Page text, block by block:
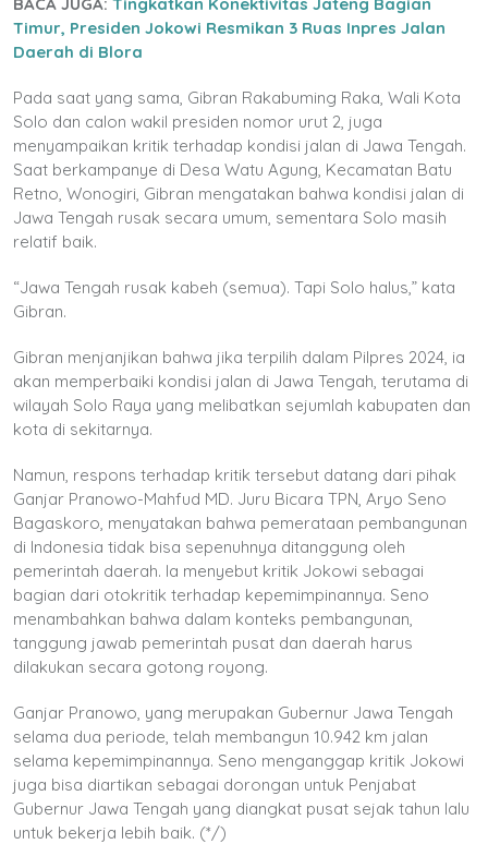
Timur, Presiden Jokowi Resmikan 3 Ruas Inpres Jalan
Daerah di Blora
Pada saat yang sama, Gibran Rakabuming Raka, Wali Kota
Solo dan calon wakil presiden nomor urut 2, juga
menyampaikan kritik terhadap kondisi jalan di Jawa Tengah.
Saat berkampanye di Desa Watu Agung, Kecamatan Batu
Retno, Wonogiri, Gibran mengatakan bahwa kondisi jalan di
Jawa Tengah rusak secara umum, sementara Solo masih
relatif baik.
“Jawa Tengah rusak kabeh (semua). Tapi Solo halus,” kata
Gibran.
Gibran menjanjikan bahwa jika terpilih dalam Pilpres 2024, ia
akan memperbaiki kondisi jalan di Jawa Tengah, terutama di
wilayah Solo Raya yang melibatkan sejumlah kabupaten dan
kota di sekitarnya.
Namun, respons terhadap kritik tersebut datang dari pihak
Ganjar Pranowo-Mahfud MD. Juru Bicara TPN, Aryo Seno
Bagaskoro, menyatakan bahwa pemerataan pembangunan
di Indonesia tidak bisa sepenuhnya ditanggung oleh
pemerintah daerah. Ia menyebut kritik Jokowi sebagai
bagian dari otokritik terhadap kepemimpinannya. Seno
menambahkan bahwa dalam konteks pembangunan,
tanggung jawab pemerintah pusat dan daerah harus
dilakukan secara gotong royong.
Ganjar Pranowo, yang merupakan Gubernur Jawa Tengah
selama dua periode, telah membangun 10.942 km jalan
selama kepemimpinannya. Seno menganggap kritik Jokowi
juga bisa diartikan sebagai dorongan untuk Penjabat
Gubernur Jawa Tengah yang diangkat pusat sejak tahun lalu
untuk bekerja lebih baik. (*/)